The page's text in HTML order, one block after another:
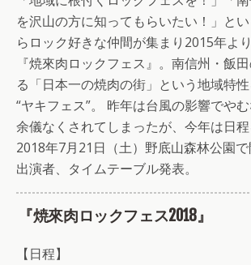
を沢山の方に知ってもらいたい！」と
らロック好きな仲間が集まり2015年よ
『焼來肉ロックフェス』。南信州・飯
る「日本一の焼肉の街」という地域特
“ヤキフェス”。 昨年は台風の影響でや
余儀なくされてしまったが、今年は日程
2018年7月21日（土）野底山森林公園
出演者、タイムテーブル発表。
『焼來肉ロックフェス2018』
【日程】